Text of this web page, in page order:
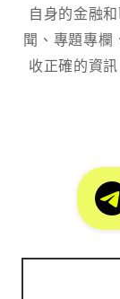
自身的金融
聞、專題專欄
收正確的資